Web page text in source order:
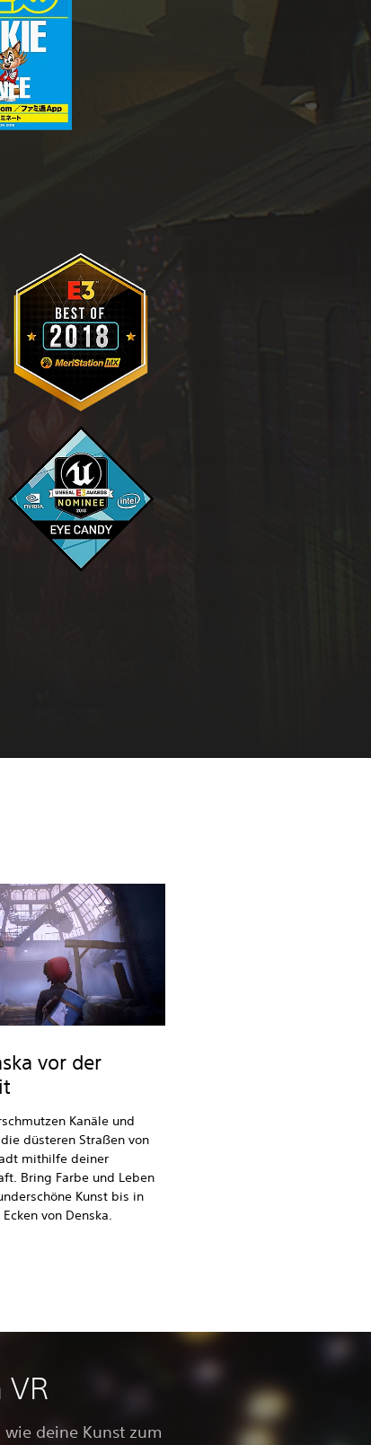
vor der
Kanäle und
düsteren Straßen von
mithilfe deiner
Bring Farbe und Leben
Kunst bis in
von Denska.
deine Kunst zum